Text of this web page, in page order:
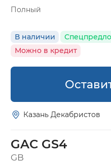
Полный
В наличии
Можно в кредит
Казань Декабристов
GAC GS4
GB